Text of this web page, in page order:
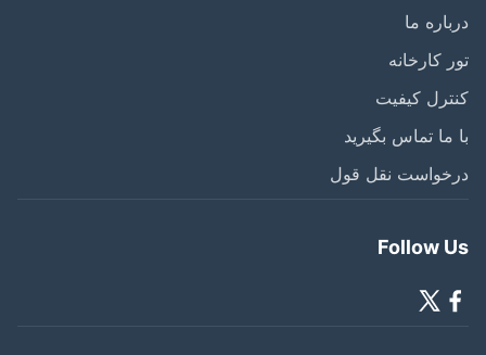
ما
کارخانه
کیفیت
تماس بگیرید
نقل قول
Follow